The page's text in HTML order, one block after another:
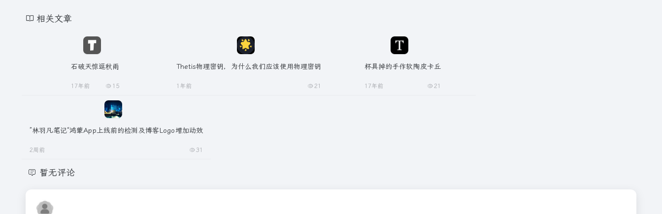
相关文章
石破天惊逗秋雨
17年前 15
Thetis物理密钥，为什么我们应该使用物理密钥
1年前 21
杯具掉的手作软陶皮卡丘
17年前 21
”林羽凡笔记“鸿蒙App上线前的检测及博客Logo增加动效
2周前 31
暂无评论